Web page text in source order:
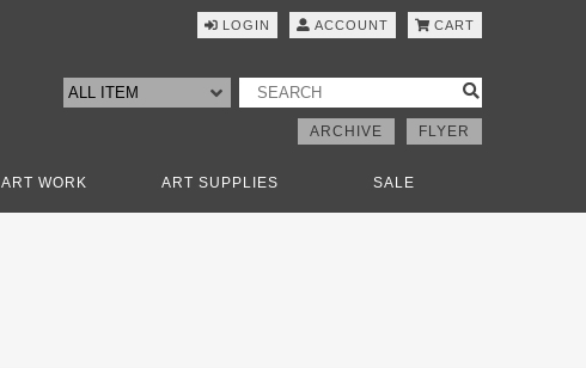
LOGIN ACCOUNT CART
ARCHIVE FLYER
ART WORK ART SUPPLIES SALE